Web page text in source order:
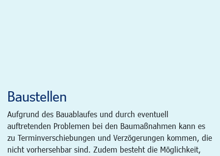
Baustellen
Aufgrund des Bauablaufes und durch eventuell
auftretenden Problemen bei den Baumaßnahmen kann es
zu Terminverschiebungen und Verzögerungen kommen, die
nicht vorhersehbar sind. Zudem besteht die Möglichkeit,